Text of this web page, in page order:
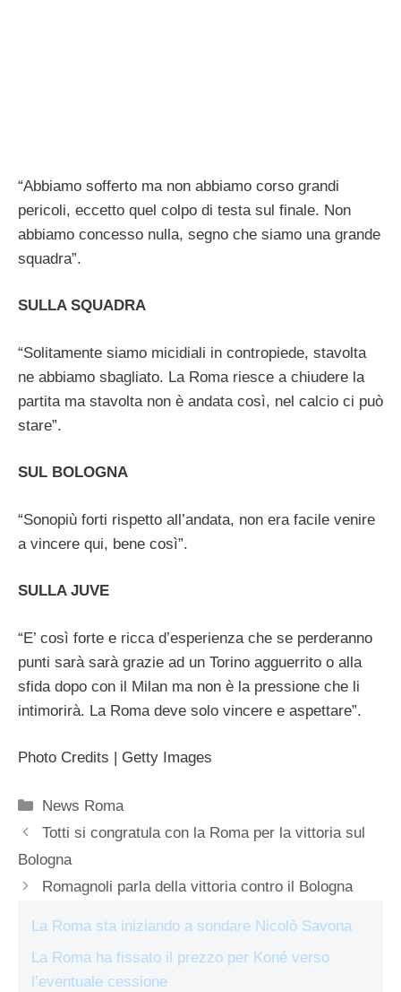
“Abbiamo sofferto ma non abbiamo corso grandi
pericoli, eccetto quel colpo di testa sul finale. Non
abbiamo concesso nulla, segno che siamo una grande
squadra”.
SULLA SQUADRA
“Solitamente siamo micidiali in contropiede, stavolta
ne abbiamo sbagliato. La Roma riesce a chiudere la
partita ma stavolta non è andata così, nel calcio ci può
stare”.
SUL BOLOGNA
“Sonopiù forti rispetto all’andata, non era facile venire
a vincere qui, bene così”.
SULLA JUVE
“E’ così forte e ricca d’esperienza che se perderanno
punti sarà sarà grazie ad un Torino agguerrito o alla
sfida dopo con il Milan ma non è la pressione che li
intimorirà. La Roma deve solo vincere e aspettare”.
Photo Credits | Getty Images
Categorie
News Roma
Totti si congratula con la Roma per la vittoria sul
Bologna
Romagnoli parla della vittoria contro il Bologna
La Roma sta iniziando a sondare Nicolò Savona
La Roma ha fissato il prezzo per Koné verso
l’eventuale cessione